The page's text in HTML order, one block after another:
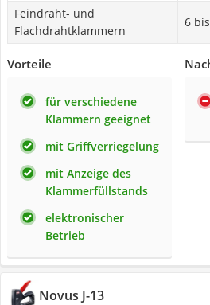
Feindraht- und
Flachdrahtklammern
6
Vorteile
für verschiedene
Klammern geeignet
mit Griffverriegelung
mit Anzeige des
Klammerfüllstands
elektronischer
Betrieb
Novus J-13